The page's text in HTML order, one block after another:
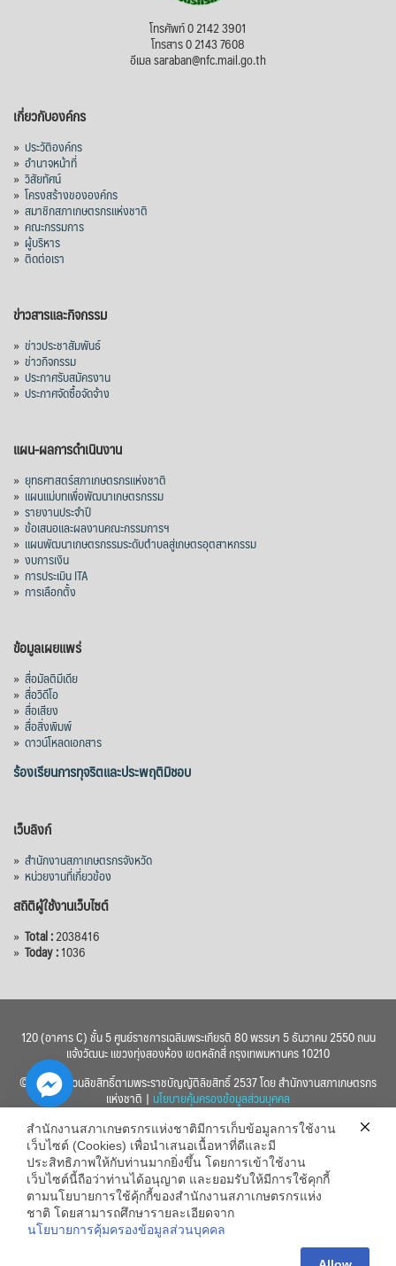
โทรศัพท์ 0 2142 3901
โทรสาร 0 2143 7608
อีเมล saraban@nfc.mail.go.th
เกี่ยวกับองค์กร
» ประวัติองค์กร
» อำนาจหน้าที่
» วิสัยทัศน์
» โครงสร้างขององค์กร
» สมาชิกสภาเกษตรกรแห่งชาติ
» คณะกรรมการ
» ผู้บริหาร
» ติดต่อเรา
ข่าวสารและกิจกรรม
» ข่าวประชาสัมพันธ์
» ข่าวกิจกรรม
» ประกาศรับสมัครงาน
» ประกาศจัดซื้อจัดจ้าง
แผน-ผลการดำเนินงาน
» ยุทธศาสตร์สภาเกษตรกรแห่งชาติ
» แผนแม่บทเพื่อพัฒนาเกษตรกรรม
» รายงานประจำปี
» ข้อเสนอและผลงานคณะกรรมการฯ
» แผนพัฒนาเกษตรกรรมระดับตำบลสู่เกษตรอุตสาหกรรม
» งบการเงิน
» การประเมิน ITA
» การเลือกตั้ง
ข้อมูลเผยแพร่
» สื่อมัลติมีเดีย
» สื่อวิดีโอ
» สื่อเสียง
» สื่อสิ่งพิมพ์
» ดาวน์โหลดเอกสาร
ร้องเรียนการทุจริตและประพฤติมิชอบ
เว็บลิงก์
» สำนักงานสภาเกษตรกรจังหวัด
» หน่วยงานที่เกี่ยวข้อง
สถิติผู้ใช้งานเว็บไซต์
» Total :2038416
» Today :1036
120 (อาคาร C) ชั้น 5 ศูนย์ราชการเฉลิมพระเกียรติ 80 พรรษา 5 ธันวาคม 2550 ถนน
แจ้งวัฒนะ แขวงทุ่งสองห้อง เขตหลักสี่ กรุงเทพมหานคร 10210
© 2560 สงวนลิขสิทธิ์ตามพระราชบัญญัติลิขสิทธิ์ 2537 โดย สำนักงานสภาเกษตรกร
แห่งชาติ | นโยบายคุ้มครองข้อมูลส่วนบุคคล
สำนักงานสภาเกษตรกรแห่งชาติมีการเก็บข้อมูลการใช้งาน
เว็บไซต์ (Cookies) เพื่อนำเสนอเนื้อหาที่ดีและมี
ประสิทธิภาพให้กับท่านมากยิ่งขึ้น โดยการเข้าใช้งาน
เว็บไซต์นี้ถือว่าท่านได้อนุญาต และยอมรับให้มีการใช้คุกกี้
ตามนโยบายการใช้คุ้กกี้ของสำนักงานสภาเกษตรกรแห่ง
ชาติ โดยสามารถศึกษารายละเอียดจาก
นโยบายการคุ้มครองข้อมูลส่วนบุคคล
Hide
chaty